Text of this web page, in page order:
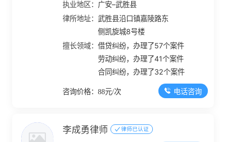
执业地区： 广安–武胜县
律所地址：武胜县沿口镇嘉陵路东
侧凯旋城8号楼
擅长领域：借贷纠纷，办理了57个案件
劳动纠纷，办理了41个案件
合同纠纷，办理了32个案件
咨询价格：88元/次 电话咨询
李成勇律师 律师已认证